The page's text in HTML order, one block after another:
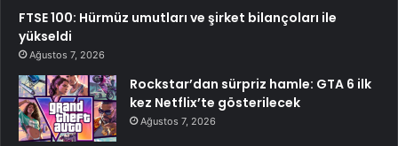
FTSE 100: Hürmüz umutları ve şirket bilançoları ile
yükseldi
Ağustos 7, 2026
Rockstar’dan sürpriz hamle: GTA 6 ilk
kez Netflix’te gösterilecek
Ağustos 7, 2026